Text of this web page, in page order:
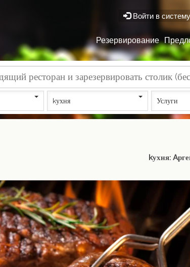
Резервирование
Войти в
kухня Услуги
kухня: